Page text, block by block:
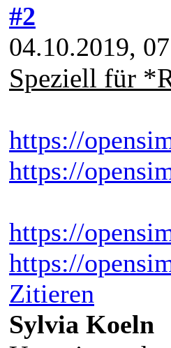
#2
04.10.2019,
Speziell für
https://
https://
https://
https://
Zitieren
Sylvia Koeln